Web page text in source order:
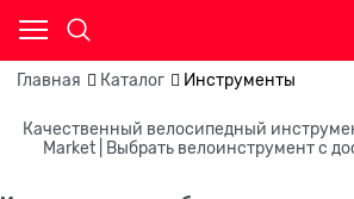
Главная Каталог Инструменты
Качественный велосипедный
Market | Выбрать велоинструмент с